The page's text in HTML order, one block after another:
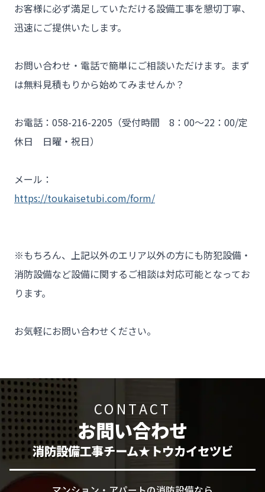
- 施工事例
- 会社概要
- お問い合わせ
お客様に必ず満足していただける設備工事を懇切丁寧、
迅速にご提供いたします。
お問い合わせ・電話で簡単にご相談いただけます。まず
は無料見積もりから始めてみませんか？
お電話：058-216-2205（受付時間　8：00～22：00/定
休日　日曜・祝日）
メール：
https://toukaisetubi.com/form/
※もちろん、上記以外のエリア以外の方にも防犯設備・
消防設備など設備に関するご相談は対応可能となってお
ります。
お気軽にお問い合わせください。
CONTACT
お問い合わせ
消防設備工事チーム★トウカイセツビ